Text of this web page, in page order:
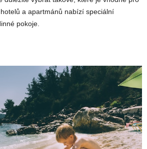
a apartmánů nabízí speciální
pokoje.